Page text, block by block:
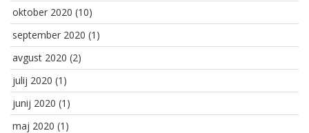
oktober 2020 (10)
september 2020 (1)
avgust 2020 (2)
julij 2020 (1)
junij 2020 (1)
maj 2020 (1)